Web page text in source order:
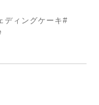
ディングケーキ#